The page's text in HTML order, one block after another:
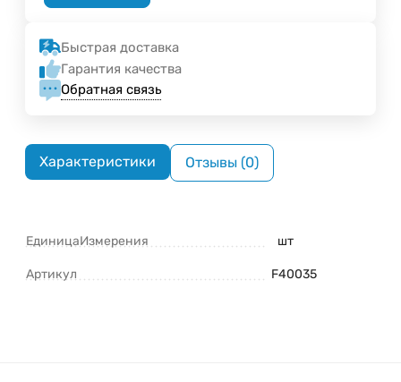
Быстрая доставка
Гарантия качества
Обратная связь
Характеристики Отзывы (0)
ЕдиницаИзмерения шт
Артикул F40035